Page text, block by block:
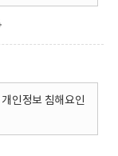
인정보 침해요인